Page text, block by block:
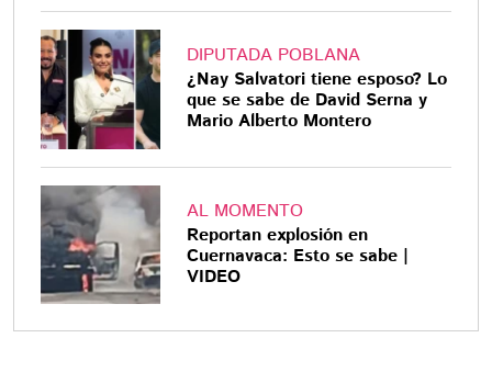
DIPUTADA POBLANA
¿Nay Salvatori tiene esposo? Lo
que se sabe de David Serna y
Mario Alberto Montero
AL MOMENTO
Reportan explosión en
Cuernavaca: Esto se sabe |
VIDEO